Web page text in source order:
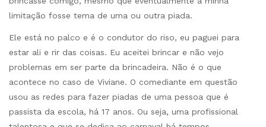
limitação fosse tema de uma ou outra piada.
Ele está no palco e é o condutor do riso, eu paguei para
estar ali e rir das coisas. Eu aceitei brincar e não vejo
problemas em ser parte da brincadeira. Não é o que
acontece no caso de Viviane. O comediante em questão
usou as redes para fazer piadas de uma pessoa que é
passista da escola, há 17 anos. Ou seja, uma profissional